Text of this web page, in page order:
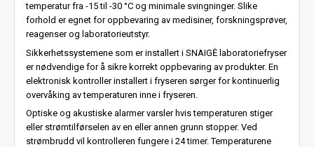
temperatur fra -15 til -30 °C og minimale svingninger. Slike
forhold er egnet for oppbevaring av medisiner, forskningsprøver,
reagenser og laboratorieutstyr.
Sikkerhetssystemene som er installert i SNAIGĖ laboratoriefryser
er nødvendige for å sikre korrekt oppbevaring av produkter. En
elektronisk kontroller installert i fryseren sørger for kontinuerlig
overvåking av temperaturen inne i fryseren.
Optiske og akustiske alarmer varsler hvis temperaturen stiger
eller strømtilførselen av en eller annen grunn stopper. Ved
strømbrudd vil kontrolleren fungere i 24 timer. Temperaturene